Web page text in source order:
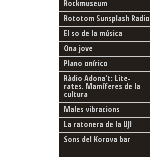
Rockmuseum
Rototom Sunsplash Radio
El so de la música
Ona jove
Plano onírico
Ràdio Adona't: Lite-
rates. Mamíferes de la
cultura
Males vibracions
La ratonera de la UJI
Sons del Korova bar